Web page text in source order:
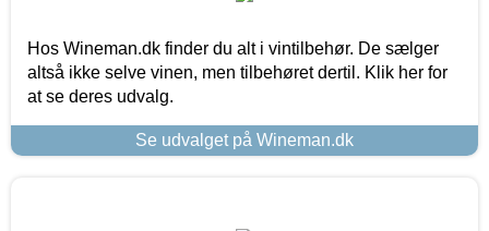
Hos Wineman.dk finder du alt i vintilbehør. De sælger
altså ikke selve vinen, men tilbehøret dertil. Klik her for
at se deres udvalg.
Se udvalget på Wineman.dk